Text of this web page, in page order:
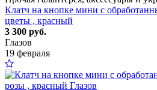
Клатч на кнопке мини с
цветы , красный
3 300 руб.
Глазов
19 февраля